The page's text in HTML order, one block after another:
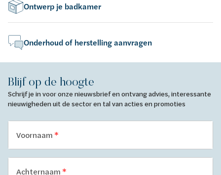
Ontwerp je badkamer
Onderhoud of herstelling aanvragen
Blijf op de hoogte
Schrijf je in voor onze nieuwsbrief en ontvang advies, interessante
nieuwigheden uit de sector en tal van acties en promoties
Voornaam
Achternaam